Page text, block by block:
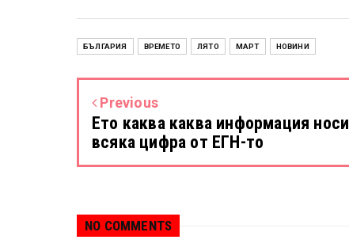
БЪЛГАРИЯ ВРЕМЕТО ЛЯТО МАРТ НОВИНИ
Previous
Ето каква каква информация носи
всяка цифра от ЕГН-то
NO COMMENTS